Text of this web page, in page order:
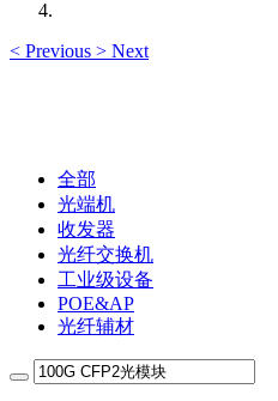
< Previous > Next
全部
光端机
收发器
光纤交换机
工业级设备
POE&AP
光纤辅材